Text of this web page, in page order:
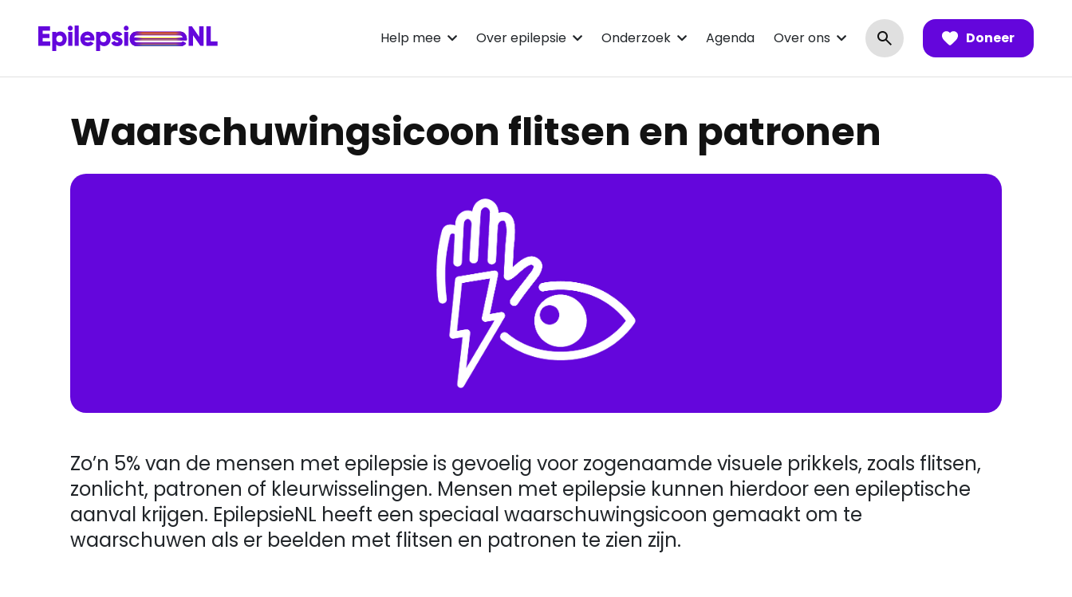
Help mee Over epilepsie Onderzoek Agenda Over ons Doneer
Waarschuwingsicoon flitsen en patronen
Zo’n 5% van de mensen met epilepsie is gevoelig voor zogenaamde visuele prikkels, zoals flitsen,
zonlicht, patronen of kleurwisselingen. Mensen met epilepsie kunnen hierdoor een epileptische
aanval krijgen. EpilepsieNL heeft een speciaal waarschuwingsicoon gemaakt om te
waarschuwen als er beelden met flitsen en patronen te zien zijn.